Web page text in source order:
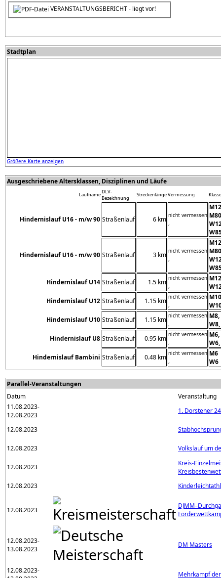
VERANSTALTUNGSBERICHT - liegt vor!
Stadtplan
Größere Karte anzeigen
Ausgeschriebene Altersklassen, Disziplinen und Läufe
LaufnameDLV-
Bezeichnung
StreckenlängeVermessung
Hindernislauf U16 - m/w 90 Straßenlauf 6 km nicht vermessen
,
Hindernislauf U16 - m/w 90 Straßenlauf 3 km nicht vermessen
,
Hindernislauf U14 Straßenlauf 1.5 km nicht vermessen
,
Hindernislauf U12 Straßenlauf 1.15 km nicht vermessen
,
Hindernislauf U10 Straßenlauf 1.15 km nicht vermessen
,
Hindernislauf U8 Straßenlauf 0.95 km nicht vermessen
,
Hindernislauf Bambini Straßenlauf 0.48 km nicht vermessen
,
M6
W6
Parallel-Veranstaltungen
Datum
Veranstaltung
11.08.2023-
12.08.2023
1. Dorstener
12.08.2023
12.08.2023 Volkslauf um
12.08.2023
Kreis-
12.08.2023
12.08.2023
12.08.2023-
13.08.2023
DM Masters
12.08.2023-
Mehrkampf